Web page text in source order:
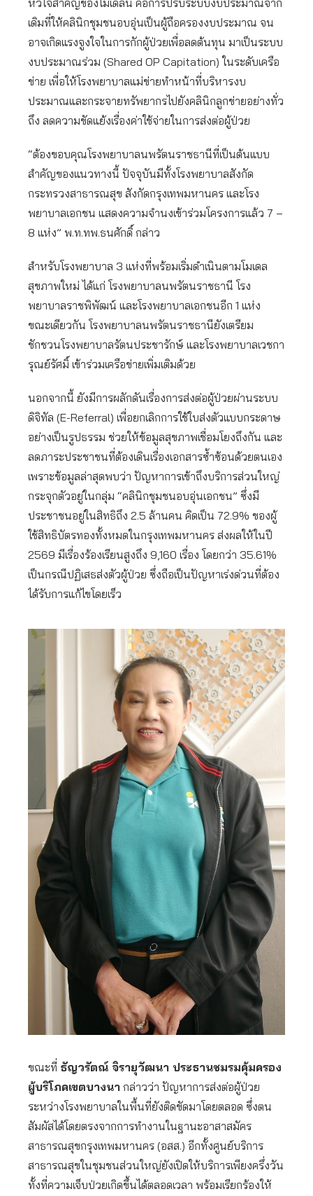
หัวใจสำคัญของโมเดลนี้ คือการปรับระบบงบประมาณจาก
เดิมที่ให้คลินิกชุมชนอบอุ่นเป็นผู้ถือครองงบประมาณ จน
อาจเกิดแรงจูงใจในการกักผู้ป่วยเพื่อลดต้นทุน มาเป็นระบบ
งบประมาณร่วม (Shared OP Capitation) ในระดับเครือ
ข่าย เพื่อให้โรงพยาบาลแม่ข่ายทำหน้าที่บริหารงบ
ประมาณและกระจายทรัพยากรไปยังคลินิกลูกข่ายอย่างทั่ว
ถึง ลดความขัดแย้งเรื่องค่าใช้จ่ายในการส่งต่อผู้ป่วย
“ต้องขอบคุณโรงพยาบาลนพรัตนราชธานีที่เป็นต้นแบบ
สำคัญของแนวทางนี้ ปัจจุบันมีทั้งโรงพยาบาลสังกัด
กระทรวงสาธารณสุข สังกัดกรุงเทพมหานคร และโรง
พยาบาลเอกชน แสดงความจำนงเข้าร่วมโครงการแล้ว 7 –
8 แห่ง” พ.ท.ทพ.ธนศักดิ์ กล่าว
สำหรับโรงพยาบาล 3 แห่งที่พร้อมเริ่มดำเนินตามโมเดล
สุขภาพใหม่ ได้แก่ โรงพยาบาลนพรัตนราชธานี โรง
พยาบาลราชพิพัฒน์ และโรงพยาบาลเอกชนอีก 1 แห่ง
ขณะเดียวกัน โรงพยาบาลนพรัตนราชธานียังเตรียม
ชักชวนโรงพยาบาลรัตนประชารักษ์ และโรงพยาบาลเวชกา
รุณย์รัศมิ์ เข้าร่วมเครือข่ายเพิ่มเติมด้วย
นอกจากนี้ ยังมีการผลักดันเรื่องการส่งต่อผู้ป่วยผ่านระบบ
ดิจิทัล (E-Referral) เพื่อยกเลิกการใช้ใบส่งตัวแบบกระดาษ
อย่างเป็นรูปธรรม ช่วยให้ข้อมูลสุขภาพเชื่อมโยงถึงกัน และ
ลดภาระประชาชนที่ต้องเดินเรื่องเอกสารซ้ำซ้อนด้วยตนเอง
เพราะข้อมูลล่าสุดพบว่า ปัญหาการเข้าถึงบริการส่วนใหญ่
กระจุกตัวอยู่ในกลุ่ม “คลินิกชุมชนอบอุ่นเอกชน” ซึ่งมี
ประชาชนอยู่ในสิทธิถึง 2.5 ล้านคน คิดเป็น 72.9% ของผู้
ใช้สิทธิบัตรทองทั้งหมดในกรุงเทพมหานคร ส่งผลให้ในปี
2569 มีเรื่องร้องเรียนสูงถึง 9,160 เรื่อง โดยกว่า 35.61%
เป็นกรณีปฏิเสธส่งตัวผู้ป่วย ซึ่งถือเป็นปัญหาเร่งด่วนที่ต้อง
ได้รับการแก้ไขโดยเร็ว
ขณะที่ ธัญวรัตณ์ จิรายุวัฒนา ประธานชมรมคุ้มครอง
ผู้บริโภคเขตบางนา กล่าวว่า ปัญหาการส่งต่อผู้ป่วย
ระหว่างโรงพยาบาลในพื้นที่ยังติดขัดมาโดยตลอด ซึ่งตน
สัมผัสได้โดยตรงจากการทำงานในฐานะอาสาสมัคร
สาธารณสุขกรุงเทพมหานคร (อสส.) อีกทั้งศูนย์บริการ
สาธารณสุขในชุมชนส่วนใหญ่ยังเปิดให้บริการเพียงครึ่งวัน
ทั้งที่ความเจ็บป่วยเกิดขึ้นได้ตลอดเวลา พร้อมเรียกร้องให้